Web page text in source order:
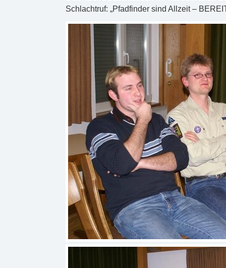
Schlachtruf: „Pfadfinder sind Allzeit –